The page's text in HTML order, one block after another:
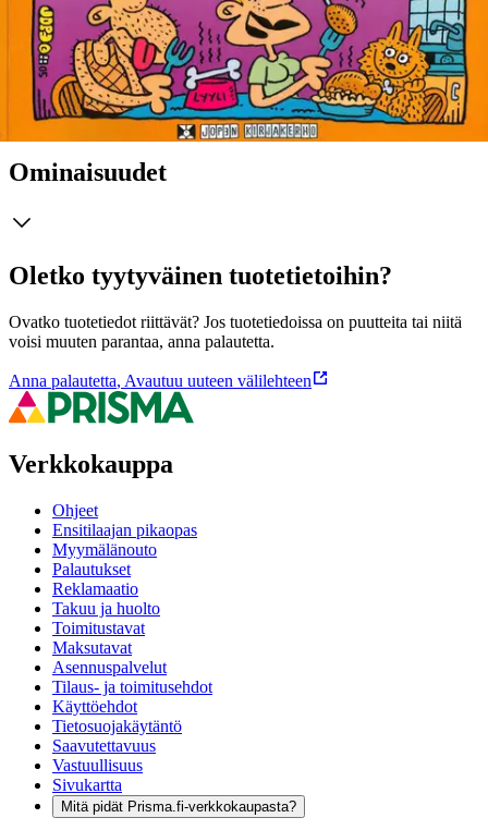
Tämä sarjakuva-albumi kertoo hauskoista sattumuksista ikääntyvän
huumorisarjakuvapiirtäjä Yrjön ja vaimonsa Tyynen perheessä.
Auvoinen läheisriippuvuus muuttuu kolmiodraamaksi, kun naapurin
eläkeläisrehtorin cairn-terrieri Lyyli muuttaa taloon ja ottaa ohjat
tassuihinsa. Jos on koirassa pitelemistä, niin on naurussakin.
Ominaisuudet
Oletko tyytyväinen tuotetietoihin?
Ovatko tuotetiedot riittävät? Jos tuotetiedoissa on puutteita tai niitä
voisi muuten parantaa, anna palautetta.
Anna palautetta, Avautuu uuteen välilehteen
Verkkokauppa
Ohjeet
Ensitilaajan pikaopas
Myymälänouto
Palautukset
Reklamaatio
Takuu ja huolto
Toimitustavat
Maksutavat
Asennuspalvelut
Tilaus- ja toimitusehdot
Käyttöehdot
Tietosuojakäytäntö
Saavutettavuus
Vastuullisuus
Sivukartta
Mitä pidät Prisma.fi-verkkokaupasta?